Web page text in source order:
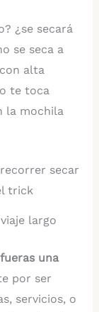
¿se secará
se seca a
alta
te toca
la mochila
largo
una
por ser
servicios, o